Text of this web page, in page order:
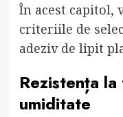
În acest capitol,
criteriile de
adeziv de lipit
Rezistența
umiditate